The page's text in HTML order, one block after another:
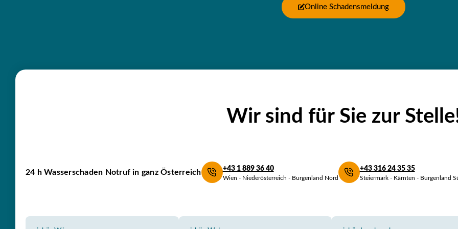
Online Schadensmeldung
Wir sind für Sie zur
24 h Wasserschaden Notruf in ganz Österreich +43 1 889 36 40
Wien - Niederösterreich - Burgenland Nord
+43 316 24 35 35
Steiermark - Kärnten - Burgenland